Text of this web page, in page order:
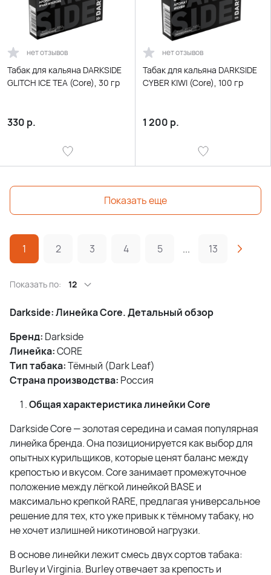
нет отзывов
Табак для кальяна DARKSIDE
GLITCH ICE TEA (Core), 30 гр
330 р.
нет отзывов
Табак для кальяна DARKSIDE
CYBER KIWI (Core), 100 гр
1 200 р.
Показать еще
1 2 3 4 5 ... 13
Показать по: 12
Darkside: Линейка Core. Детальный обзор
Бренд: Darkside
Линейка:CORE
Тип табака:Тёмный (Dark Leaf)
Страна производства: Россия
Общая характеристика линейки Core
Darkside Core — золотая середина и самая популярная
линейка бренда. Она позиционируется как выбор для
опытных курильщиков, которые ценят баланс между
крепостью и вкусом. Core занимает промежуточное
положение между лёгкой линейкой BASE и
максимально крепкой RARE, предлагая универсальное
решение для тех, кто уже привык к тёмному табаку, но
не хочет излишней никотиновой нагрузки.
В основе линейки лежит смесь двух сортов табака:
Burley и Virginia. Burley отвечает за крепость и